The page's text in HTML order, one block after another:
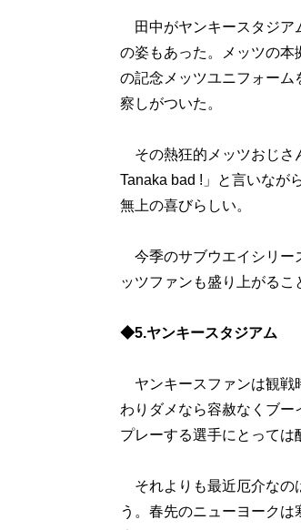
田中がヤンキースタジア
の姿もあった。メッツの本
の記念メッツユニフォーム
察しがついた。
その熱狂的メッツおじさ
Tanaka bad !」と言いなが
無上の喜びらしい。
今季のサブウエイシリー
ッツファンも盛り上がるこ
◆5.ヤンキースタジアム
ヤンキースファンは観戦
わりダメなら容赦なくブ
プレーする選手にとっては
それよりも最近厄介なの
う。春先のニューヨーク